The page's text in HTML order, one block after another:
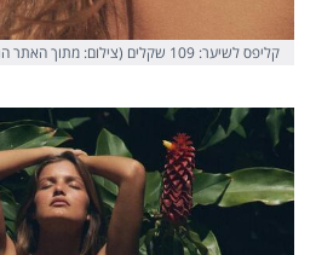
קליפס לשיער: 109 שקלים (צילום: מתוך האתר הרשמי)